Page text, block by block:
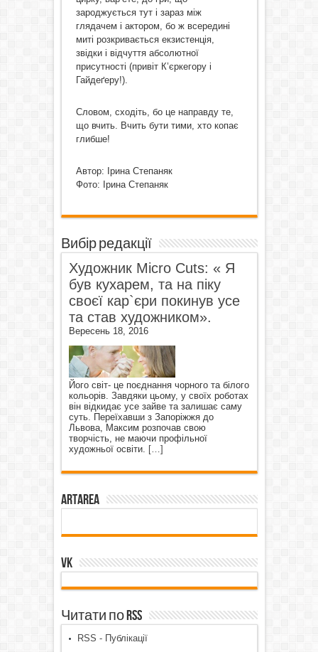
зароджується тут і зараз між
глядачем і актором, бо ж всередині
миті розкривається екзистенція,
звідки і відчуття абсолютної
присутності (привіт К’єркегору і
Гайдеґеру!).
Словом, сходіть, бо це направду те,
що вчить. Вчить бути тими, хто копає
глибше!
Автор: Ірина Степаняк
Фото: Ірина Степаняк
Вибір редакції
Художник Micro Cuts: « Я
був кухарем, та на піку
своєї кар`єри покинув усе
та став художником».
Вересень 18, 2016
Його світ- це поєднання чорного та білого
кольорів. Завдяки цьому, у своїх роботах
він відкидає усе зайве та залишає саму
суть. Переїхавши з Запоріжжя до
Львова, Максим розпочав свою
творчість, не маючи профільної
художньої освіти. […]
ArtArea
VK
Читати по RSS
RSS - Публікації